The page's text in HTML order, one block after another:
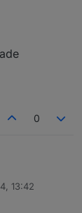
lernen einen
ich etwas
0
13:42